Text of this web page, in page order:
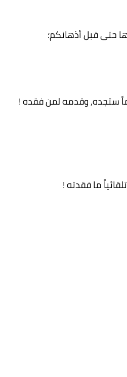
حتى قبل أذهانكم؛
ستجده, وقدمه لمن فقده !
ما فقدته !